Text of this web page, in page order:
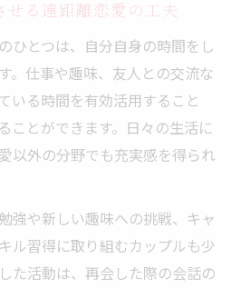
せる遠距離恋愛の工夫
ひとつは、自分自身の時間をし
。仕事や趣味、友人との交流な
いる時間を有効活用すること
ことができます。日々の生活に
以外の分野でも充実感を得られ
強や新しい趣味への挑戦、キャ
ル習得に取り組むカップルも少
た活動は、再会した際の会話の